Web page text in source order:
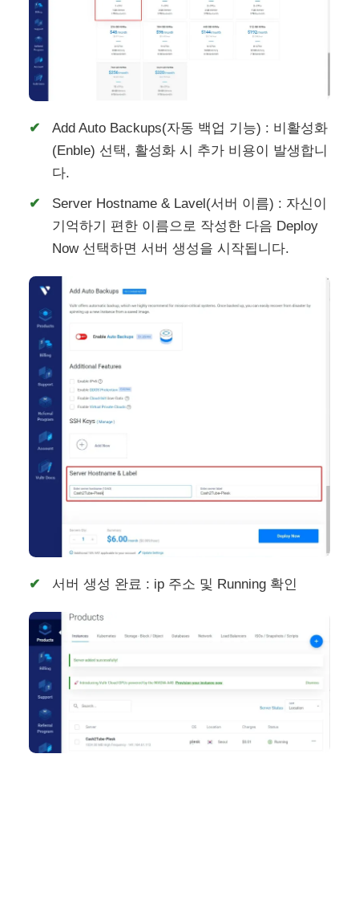
Add Auto Backups(자동 백업 기능) : 비활성화
(Enble) 선택, 활성화 시 추가 비용이 발생합니
다.
Server Hostname & Lavel(서버 이름) : 자신이
기억하기 편한 이름으로 작성한 다음 Deploy
Now 선택하면 서버 생성을 시작됩니다.
서버 생성 완료 : ip 주소 및 Running 확인